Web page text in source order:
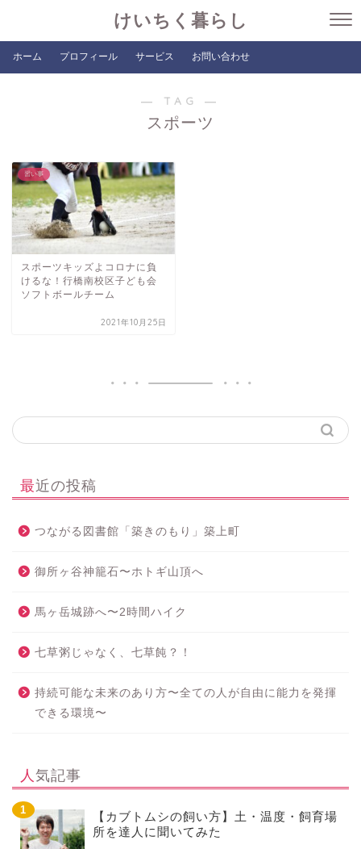
けいちく暮らし
ホーム プロフィール サービス お問い合わせ
― TAG ―
スポーツ
習い事
スポーツキッズよコロナに負
けるな！行橋南校区子ども会
ソフトボールチーム
2021年10月25日
最近の投稿
つながる図書館「築きのもり」築上町
御所ヶ谷神籠石〜ホトギ山頂へ
馬ヶ岳城跡へ〜2時間ハイク
七草粥じゃなく、七草飩？！
持続可能な未来のあり方〜全ての人が自由に能力を発揮
できる環境〜
人気記事
【カブトムシの飼い方】土・温度・飼育場
所を達人に聞いてみた